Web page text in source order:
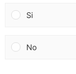
Si
No